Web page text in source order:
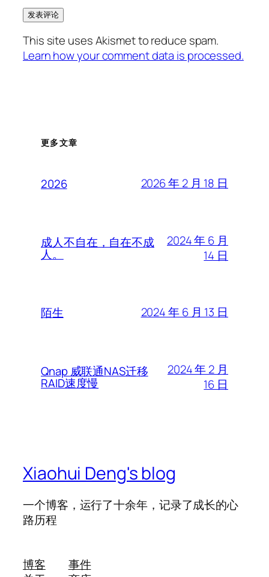
This site uses Akismet to reduce spam.
Learn how your comment data is processed.
更多文章
2026 2026 年 2 月 18 日
成人不自在，自在不成
人。
2024 年 6 月
14 日
陌生 2024 年 6 月 13 日
Qnap 威联通NAS迁移
RAID速度慢
2024 年 2 月
16 日
Xiaohui Deng's blog
一个博客，运行了十余年，记录了成长的心
路历程
博客
事件